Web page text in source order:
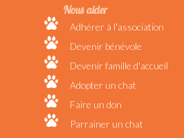
Nous aider
Adhérer à l'association
Devenir bénévole
Devenir famille d'accueil
Adopter un chat
Faire un don
Parrainer un chat